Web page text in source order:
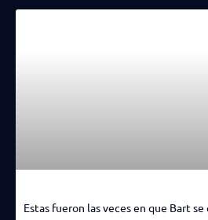
Estas fueron las veces en que Bart